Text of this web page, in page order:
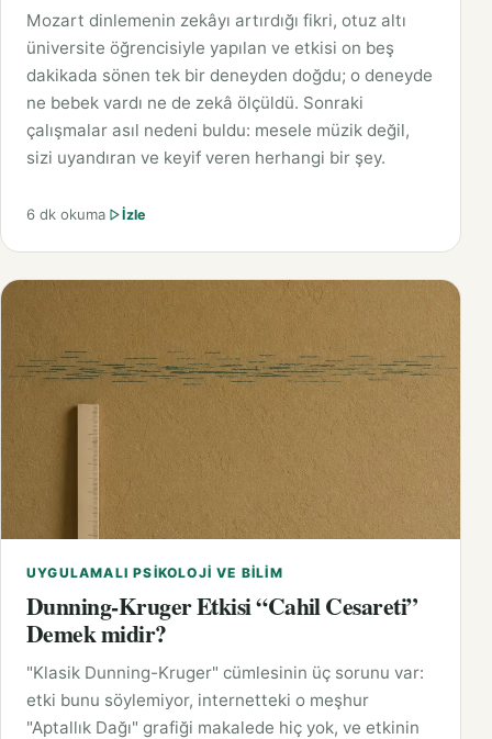
Mozart dinlemenin zekâyı artırdığı fikri, otuz altı
üniversite öğrencisiyle yapılan ve etkisi on beş
dakikada sönen tek bir deneyden doğdu; o deneyde
ne bebek vardı ne de zekâ ölçüldü. Sonraki
çalışmalar asıl nedeni buldu: mesele müzik değil,
sizi uyandıran ve keyif veren herhangi bir şey.
6 dk okuma İzle
UYGULAMALI PSIKOLOJI VE BILIM
Dunning-Kruger Etkisi “Cahil Cesareti”
Demek midir?
"Klasik Dunning-Kruger" cümlesinin üç sorunu var:
etki bunu söylemiyor, internetteki o meşhur
"Aptallık Dağı" grafiği makalede hiç yok, ve etkinin